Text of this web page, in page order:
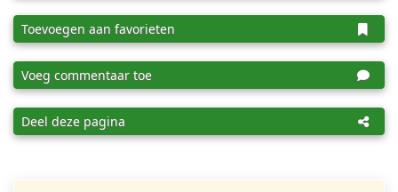
Toevoegen aan favorieten
Voeg commentaar toe
Deel deze pagina